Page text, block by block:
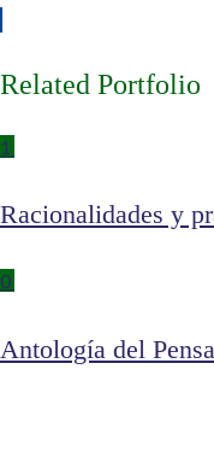
Related Portfolio
1
Racionalidades y
0
Antología del